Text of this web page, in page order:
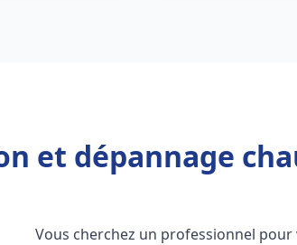
et dépannage
Vous cherchez un professionnel